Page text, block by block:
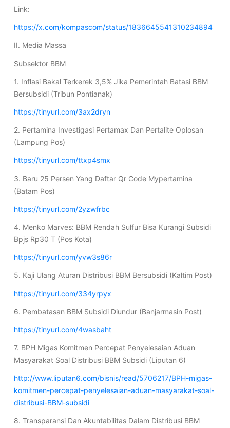
Link:
https://x.com/kompascom/status/1836645541310234894
II. Media Massa
Subsektor BBM
1. Inflasi Bakal Terkerek 3,5% Jika Pemerintah Batasi BBM
Bersubsidi (Tribun Pontianak)
https://tinyurl.com/3ax2dryn
2. Pertamina Investigasi Pertamax Dan Pertalite Oplosan
(Lampung Pos)
https://tinyurl.com/ttxp4smx
3. Baru 25 Persen Yang Daftar Qr Code Mypertamina
(Batam Pos)
https://tinyurl.com/2yzwfrbc
4. Menko Marves: BBM Rendah Sulfur Bisa Kurangi Subsidi
Bpjs Rp30 T (Pos Kota)
https://tinyurl.com/yvw3s86r
5. Kaji Ulang Aturan Distribusi BBM Bersubsidi (Kaltim Post)
https://tinyurl.com/334yrpyx
6. Pembatasan BBM Subsidi Diundur (Banjarmasin Post)
https://tinyurl.com/4wasbaht
7. BPH Migas Komitmen Percepat Penyelesaian Aduan
Masyarakat Soal Distribusi BBM Subsidi (Liputan 6)
http://www.liputan6.com/bisnis/read/5706217/BPH-migas-
komitmen-percepat-penyelesaian-aduan-masyarakat-soal-
distribusi-BBM-subsidi
8. Transparansi Dan Akuntabilitas Dalam Distribusi BBM